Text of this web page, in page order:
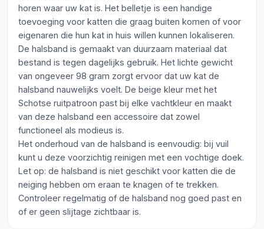
horen waar uw kat is. Het belletje is een handige
toevoeging voor katten die graag buiten komen of voor
eigenaren die hun kat in huis willen kunnen lokaliseren.
De halsband is gemaakt van duurzaam materiaal dat
bestand is tegen dagelijks gebruik. Het lichte gewicht
van ongeveer 98 gram zorgt ervoor dat uw kat de
halsband nauwelijks voelt. De beige kleur met het
Schotse ruitpatroon past bij elke vachtkleur en maakt
van deze halsband een accessoire dat zowel
functioneel als modieus is.
Het onderhoud van de halsband is eenvoudig: bij vuil
kunt u deze voorzichtig reinigen met een vochtige doek.
Let op: de halsband is niet geschikt voor katten die de
neiging hebben om eraan te knagen of te trekken.
Controleer regelmatig of de halsband nog goed past en
of er geen slijtage zichtbaar is.